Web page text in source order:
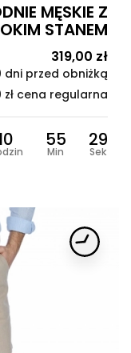
MĘSKIE Z
STANEM
Cena
319,00 zł
dni przed obniżką
zł cena regularna
55
Min
28
Sek